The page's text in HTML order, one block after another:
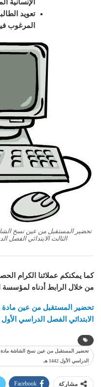
الإنسانية
تعويد
المرغوب
تحضير المستقبل من عين نسخ
الثالث الابتدائي الفصل
كما يمكنكم عملائنا الكرام
من خلال الرابط أدناه لمؤسسة
تحضير المستقبل من عين
الابتدائي الفصل الدراسي الأول 1442 هـ
تحضير المستقبل من عين نسخ الشاشة مادة
الدراسي الأول 1442 هـ
مشاركة Facebook